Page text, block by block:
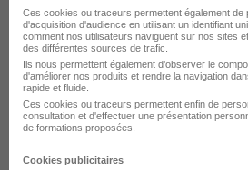
Alternance Manager
Alternance Chef de rayon
Alternance Chef rayon
Alternance Chef de rayon
Ces cookies ou traceurs permettent également de
d'acquisition d'audience en utilisant un identifiant
comment nos utilisateurs naviguent sur nos sites
des différentes sources de trafic.
Ils nous permettent également d’observer le
d'améliorer nos produits et rendre la navigation
rapide et fluide.
Ces cookies ou traceurs permettent enfin de
consultation et d'effectuer une présentation
de formations proposées.
Cookies publicitaires